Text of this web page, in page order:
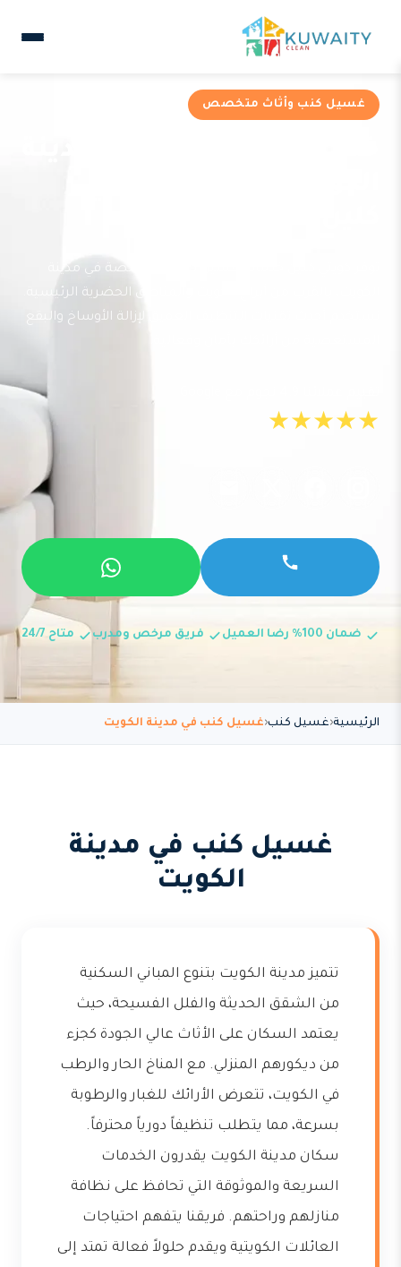
غسيل كنب وأثاث متخصص
توفر كويتي كلين خدمات غسيل كنب متخصصة في مدينة
الكويت، بالقرب من أبراج الكويت والمناطق الحضرية الرئيسية.
نستخدم أحدث تقنيات التنظيف العميق لإزالة الأوساخ والبقع
★★★★★
ضمان 100% رضا العميل فريق مرخص ومدرب متاح 24/7
الرئيسية غسيل كنب غسيل كنب في مدينة الكويت
غسيل كنب في مدينة
الكويت
تتميز مدينة الكويت بتنوع المباني السكنية
من الشقق الحديثة والفلل الفسيحة، حيث
يعتمد السكان على الأثاث عالي الجودة كجزء
من ديكورهم المنزلي. مع المناخ الحار والرطب
في الكويت، تتعرض الأرائك للغبار والرطوبة
بسرعة، مما يتطلب تنظيفاً دورياً محترفاً.
سكان مدينة الكويت يقدرون الخدمات
السريعة والموثوقة التي تحافظ على نظافة
منازلهم وراحتهم. فريقنا يتفهم احتياجات
العائلات الكويتية ويقدم حلولاً فعالة تمتد إلى